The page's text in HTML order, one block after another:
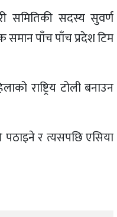
समितिकी सदस्य सुवर्ण
समान पाँच पाँच प्रदेश टिम
राष्ट्रिय टोली बनाउन
पठाइने र त्यसपछि एसिया